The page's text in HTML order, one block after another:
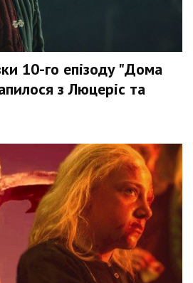
10-го епізоду "Дома
з Люцеріс та